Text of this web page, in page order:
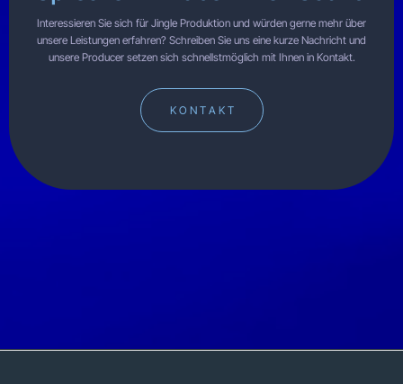
Interessieren Sie sich für Jingle Produktion und würden gerne mehr über
unsere Leistungen erfahren? Schreiben Sie uns eine kurze Nachricht und
unsere Producer setzen sich schnellstmöglich mit Ihnen in Kontakt.
K O N T A K T